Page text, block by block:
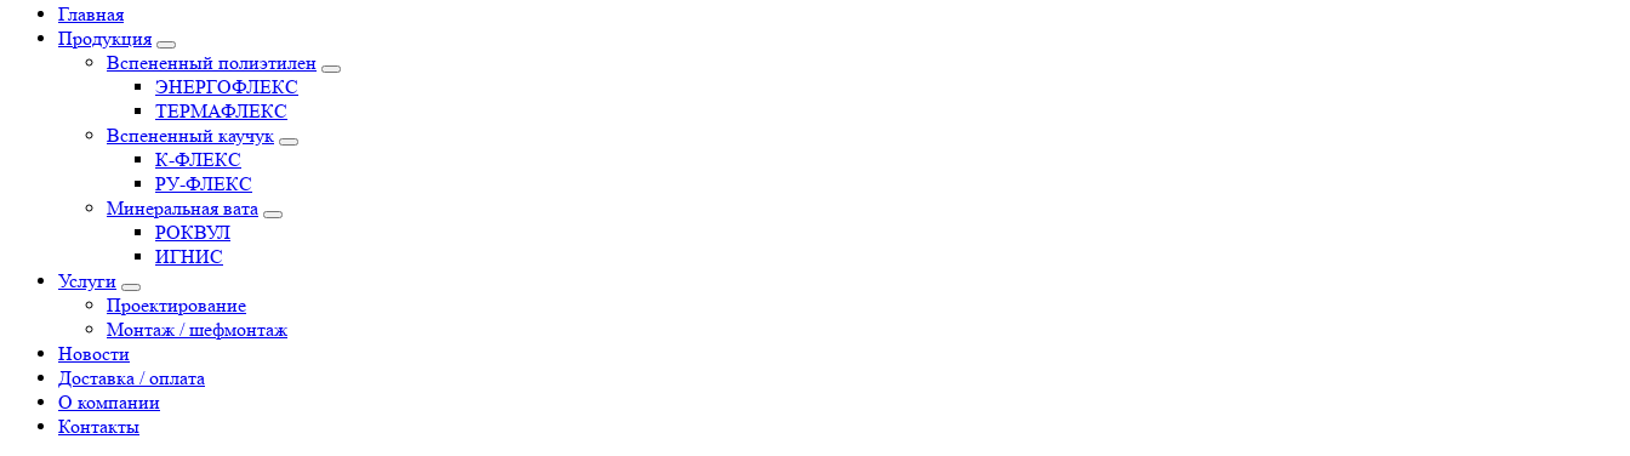
Главная
Продукция
Вспененный полиэтилен
ЭНЕРГОФЛЕКС
ТЕРМАФЛЕКС
Вспененный каучук
К-ФЛЕКС
РУ-ФЛЕКС
Минеральная вата
РОКВУЛ
ИГНИС
Услуги
Проектирование
Монтаж / шефмонтаж
Новости
Доставка / оплата
О компании
Контакты